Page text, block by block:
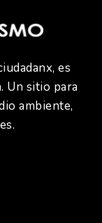
es
Un sitio para
ambiente,